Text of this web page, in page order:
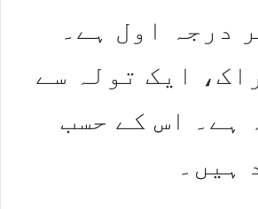
درجہ اول ہے۔
ایک تولہ سے
ہے۔ اس کے حسب
ہیں۔